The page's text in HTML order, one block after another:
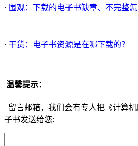
· 围观：下载的电子书缺章、不完整怎
· 干货：电子书资源是在哪下载的？
温馨提示：
留言邮箱，我们会有专人把《计算
子书发送给您: